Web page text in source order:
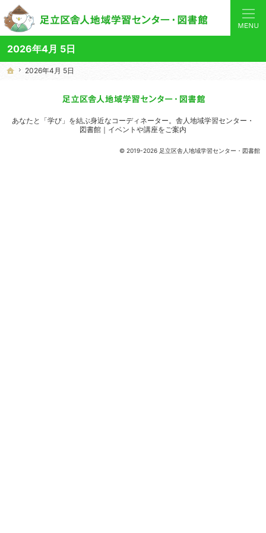
2026年4月 5日
あなたと「学び」を結ぶ身近なコーディネーター。当サイトでは地域の講座や施設をご案内してい
舎人地域学習センターや図書館の総合案内サイト
ホーム
2026年4月 5日
ホーム
2026年4月 5日
© 2019-2026 足立区舎人地域学習センター・図書館
あなたと「学び」を結ぶ身近なコーディネーター。 舎人地域学習センター・
図書館｜イベントや講座をご案内